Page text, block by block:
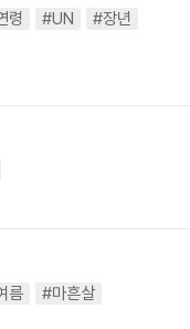
령 #UN
#장년
름
#마흔살